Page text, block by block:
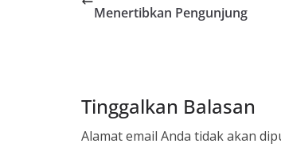
Menertibkan Pengunjung
Tinggalkan Balasan
Alamat email Anda tidak akan